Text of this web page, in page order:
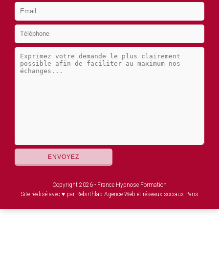
Copyright 2026 - France Hypnose Formation
Site réalisé avec ♥ par Rebirthlab Agence Web et réseaux sociaux Paris